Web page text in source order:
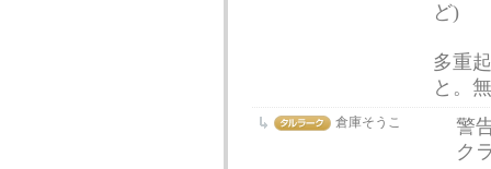
ど)
多重
と。
倉庫そうこ
警
ク